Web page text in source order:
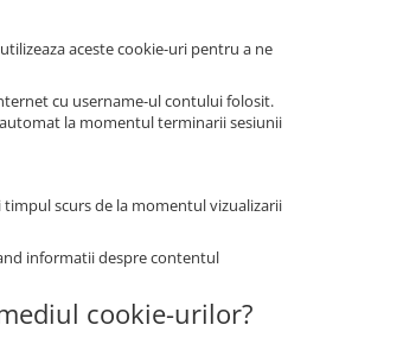
aceste cookie-uri pentru a ne
cu username-ul contului folosit.
la momentul terminarii sesiunii
scurs de la momentul vizualizarii
informatii despre contentul
cookie-urilor?